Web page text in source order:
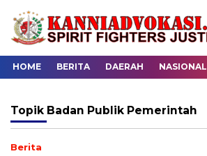
HOME BERITA DAERAH NASIONAL
Topik Badan Publik Pemerintah
Berita